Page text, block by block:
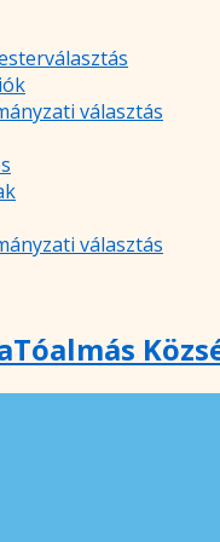
választás
választás
Tóalmás